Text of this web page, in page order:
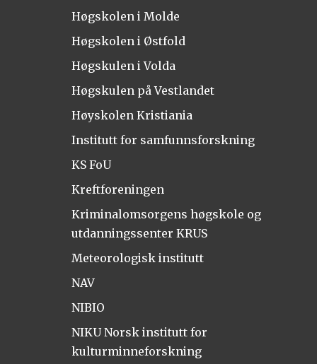
Høgskolen i Molde
Høgskolen i Østfold
Høgskulen i Volda
Høgskulen på Vestlandet
Høyskolen Kristiania
Institutt for samfunnsforskning
KS FoU
Kreftforeningen
Kriminalomsorgens høgskole og
utdanningssenter KRUS
Meteorologisk institutt
NAV
NIBIO
NIKU Norsk institutt for
kulturminneforskning